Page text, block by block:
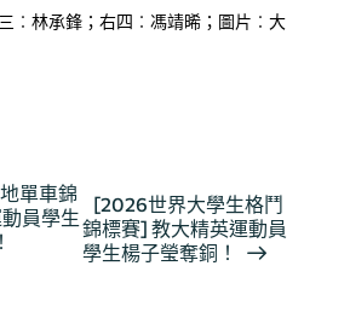
︰林承鋒；右四︰馮靖晞；圖片︰大
單車錦
員學生
[2026世界大學生格鬥
錦標賽] 教大精英運動員
學生楊子瑩奪銅！